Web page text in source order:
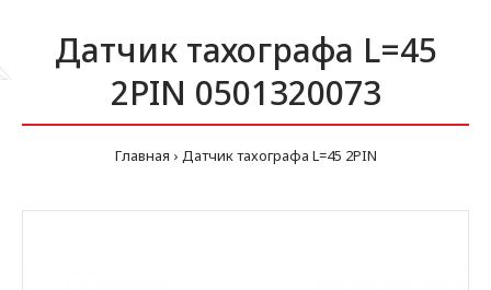
Датчик тахографа L=45
2PIN 0501320073
Главная Датчик тахографа L=45 2PIN